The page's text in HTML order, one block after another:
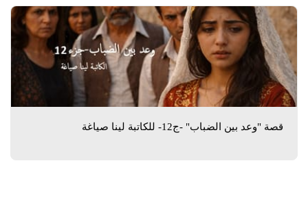
قصة "وعد بين الضباب" -ج12- للكاتبة لينا صياغة